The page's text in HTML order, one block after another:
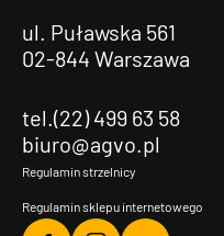
ul. Puławska 561
02-844 Warszawa
tel.(22) 499 63 58
biuro@agvo.pl
Regulamin strzelnicy
Regulamin sklepu internetowego